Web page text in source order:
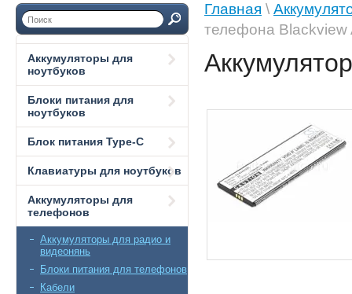
Аккумуляторы для
ноутбуков
Блоки питания для
ноутбуков
Блок питания Type-C
Клавиатуры для ноутбуков
Аккумуляторы для
телефонов
Аккумуляторы для радио и
видеонянь
Блоки питания для телефонов
Кабели
Главная \
телефона Blackview